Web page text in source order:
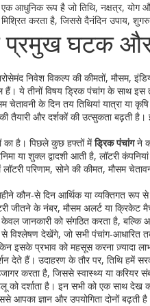
आधुनिक रूप है जो तिथि, नक्षत्र, योग
करता है, जिससे दैनंदिन उपाय,
प्रमुख घटक
निवेश विकल्प की कीमतों, मौसम,
हैं। ये तीनों विषय ड्रिक पंचांग के साथ
चेतावनी के दिन तय तिथियां यात्रा या
तैयारी और दर्शकों की उत्सुकता बढ़ती
का है। पिछले कुछ हफ्तों मेंड्रिक पंचांगने
या शुक्ल द्वादशी आती है, लॉटरी
परिणाम, सोने की कीमत, मौसम
कौन‑से दिन आर्थिक या व्यक्तिगत रूप
जीतने के नंबर, मौसम अलर्ट या
जानकारी को संगठित करता है,
विश्लेषण देखेंगे, जो सभी पंचांग‑आधारित
इसके प्रभाव को महसूस करना ज़्यादा
देते हैं। उदाहरण के तौर पर, तिथि हमें
करता है, जिससे स्वास्थ्य या
को दर्शाता है। इन सभी को एक साथ
ज्ञान और उपयोगिता दोनों बढ़ती